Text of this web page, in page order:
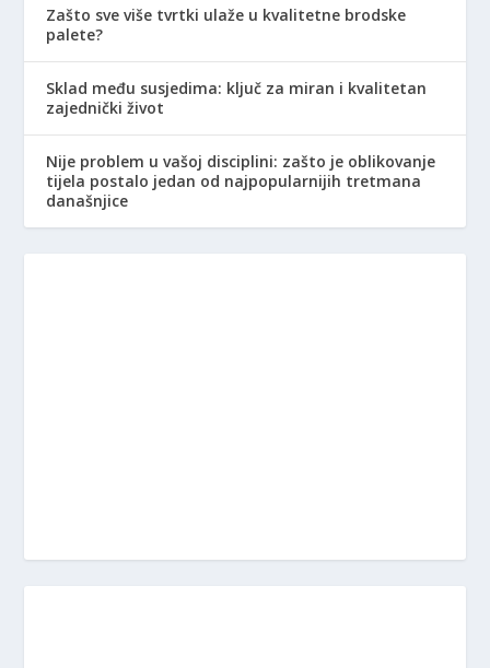
Zašto sve više tvrtki ulaže u kvalitetne brodske
palete?
Sklad među susjedima: ključ za miran i kvalitetan
zajednički život
Nije problem u vašoj disciplini: zašto je oblikovanje
tijela postalo jedan od najpopularnijih tretmana
današnjice